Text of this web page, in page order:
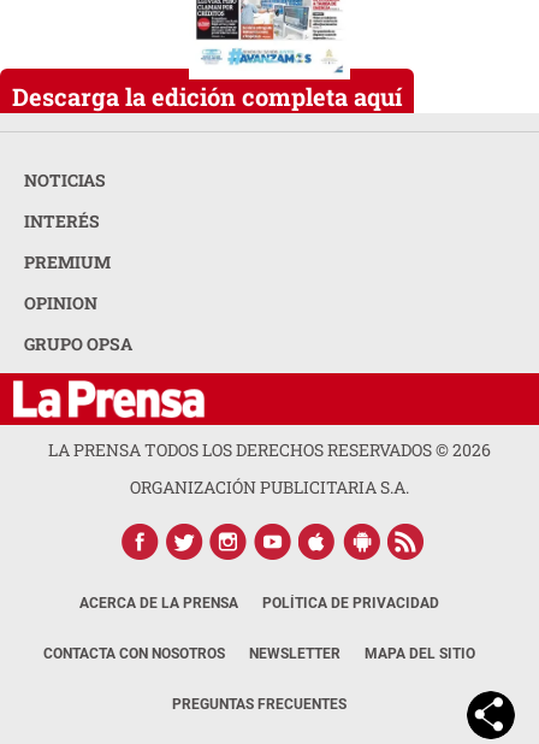
Descarga la edición completa aquí
NOTICIAS
INTERÉS
PREMIUM
OPINION
GRUPO OPSA
LA PRENSA TODOS LOS DERECHOS RESERVADOS ©2026
ORGANIZACIÓN PUBLICITARIA S.A.
ACERCA DE LA PRENSA POLÍTICA DE PRIVACIDAD
CONTACTA CON NOSOTROS NEWSLETTER MAPA DEL SITIO
PREGUNTAS FRECUENTES